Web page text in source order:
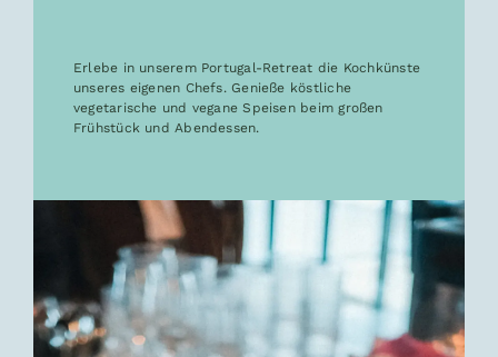
Erlebe in unserem Portugal-Retreat die Kochkünste
unseres eigenen Chefs. Genieße köstliche
vegetarische und vegane Speisen beim großen
Frühstück und Abendessen.